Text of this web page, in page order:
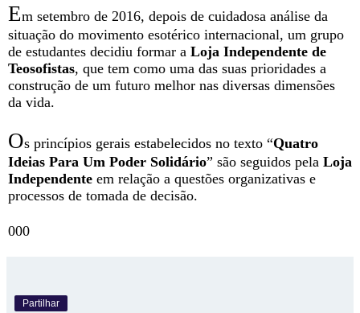
Em setembro de 2016, depois de cuidadosa análise da
situação do movimento esotérico internacional, um grupo
de estudantes decidiu formar a Loja Independente de
Teosofistas, que tem como uma das suas prioridades a
construção de um futuro melhor nas diversas dimensões
da vida.
Os princípios gerais estabelecidos no texto “Quatro
Ideias Para Um Poder Solidário” são seguidos pela Loja
Independente em relação a questões organizativas e
processos de tomada de decisão.
000
Partilhar